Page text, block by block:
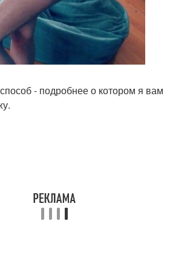
- подробнее о котором я вам